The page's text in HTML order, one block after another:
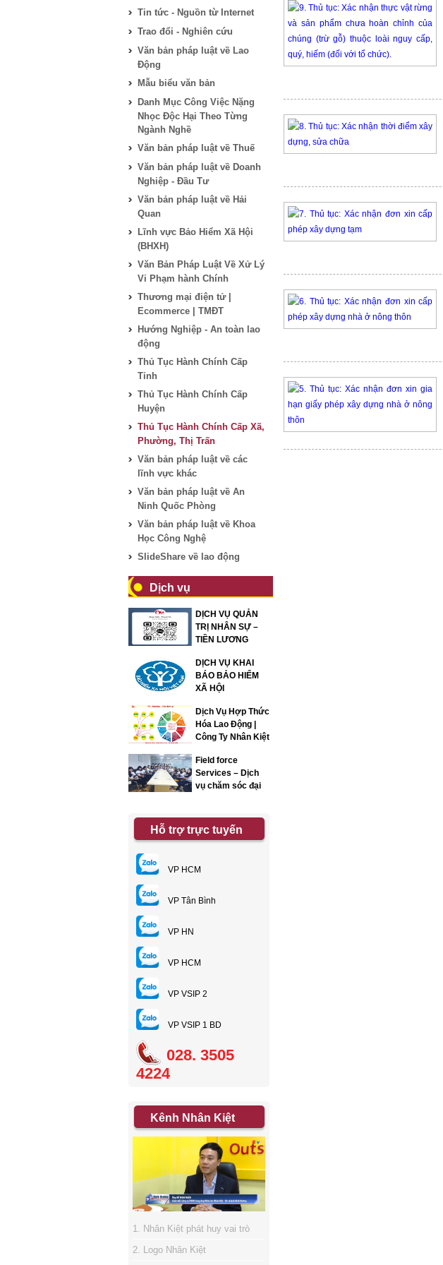
Tin tức - Nguồn từ Internet
Trao đổi - Nghiên cứu
Văn bản pháp luật về Lao
Động
Mẫu biểu văn bản
Danh Mục Công Việc Nặng
Nhọc Độc Hại Theo Từng
Ngành Nghề
Văn bản pháp luật về Thuế
Văn bản pháp luật về Doanh
Nghiệp - Đầu Tư
Văn bản pháp luật về Hải
Quan
Lĩnh vực Bảo Hiểm Xã Hội
(BHXH)
Văn Bản Pháp Luật Về Xử Lý
Vi Phạm hành Chính
Thương mại điện tử |
Ecommerce | TMĐT
Hướng Nghiệp - An toàn lao
động
Thủ Tục Hành Chính Cấp
Tỉnh
Thủ Tục Hành Chính Cấp
Huyện
Thủ Tục Hành Chính Cấp Xã,
Phường, Thị Trấn
Văn bản pháp luật về các
lĩnh vực khác
Văn bản pháp luật về An
Ninh Quốc Phòng
Văn bản pháp luật về Khoa
Học Công Nghệ
SlideShare về lao động
Dịch vụ
DỊCH VỤ QUẢN
TRỊ NHÂN SỰ –
TIỀN LƯƠNG
DỊCH VỤ KHAI
BÁO BẢO HIỂM
XÃ HỘI
Dịch Vụ Hợp Thức
Hóa Lao Động |
Công Ty Nhân Kiệt
Field force
Services – Dịch
vụ chăm sóc đại
Hỗ trợ trực tuyến
VP HCM
VP Tân Bình
VP HN
VP HCM
VP VSIP 2
VP VSIP 1 BD
028. 3505
4224
Kênh Nhân Kiệt
1. Nhân Kiệt phát huy vai trò
sàn giao dịch việc làm
2. Logo Nhân Kiệt